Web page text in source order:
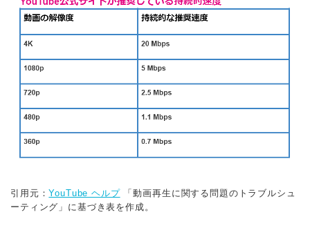
引用元：YouTube ヘルプ「動画再生に関する問題のトラブルシュ
ーティング」に基づき表を作成。